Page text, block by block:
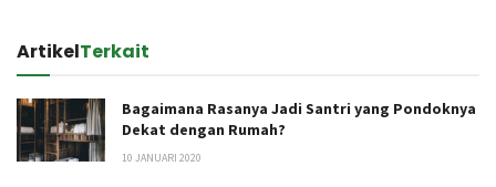
ArtikelTerkait
Bagaimana Rasanya Jadi Santri yang Pondoknya
Dekat dengan Rumah?
10 JANUARI 2020